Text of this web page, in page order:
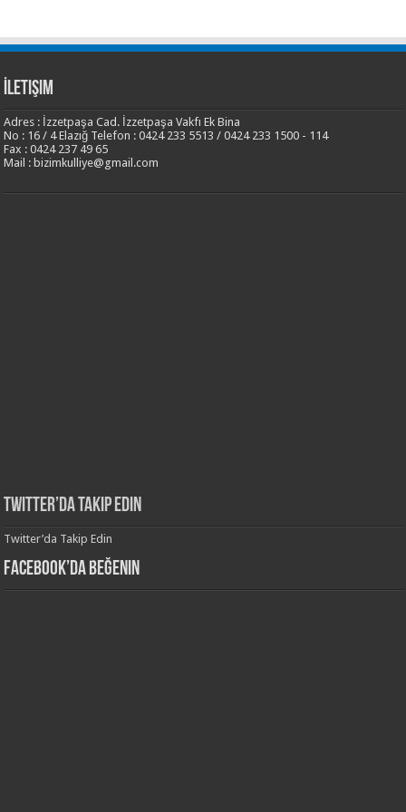
İletişim
Adres : İzzetpaşa Cad. İzzetpaşa Vakfı Ek Bina
No : 16 / 4 Elazığ Telefon : 0424 233 5513 / 0424 233 1500 - 114
Fax : 0424 237 49 65
Mail : bizimkulliye@gmail.com
Twitter’da Takip Edin
Twitter’da Takip Edin
Facebook’da Beğenin